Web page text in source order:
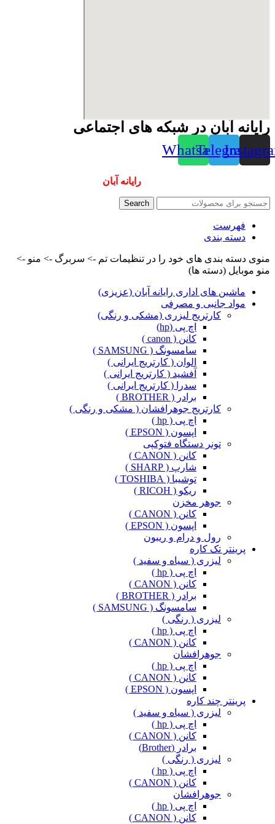
رایانه آبان در شبکه های اجتماعی
Telegram
Whatsapp
رایانه آبان
Search
فهرست
دسته بندی
منوی دسته بندی های خود را در تنظیمات تم -> سربرگ -> منو ->
منو موبایل (دسته ها)
ماشین های اداری رایانه آبان (عزیزی)
مواد جانبی و مصرفی
کارتریج لیزری (مشکی و رنگی)
اچ پی (hp)
کانن ( canon )
سامسونگ ( SAMSUNG )
الوان ( کارتریج ایرانی )
آفشید ( کارتریج ایرانی )
سدرا ( کارتریج ایرانی )
برادر ( BROTHER )
کارتریج جوهرافشان ( مشکی و رنگی )
اچ پی ( hp )
اپسون ( EPSON )
تونر دستگاه فتوکپی
کانن ( CANON )
شارپ ( SHARP )
توشیبا ( TOSHIBA )
ریکو ( RICOH )
جوهر مخزن
کانن ( CANON )
اپسون ( EPSON )
رول و درام و ریبون
پرینتر تک کاره
لیزری ( سیاه و سفید )
اچ پی ( hp )
کانن ( CANON )
برادر ( BROTHER )
سامسونگ ( SAMSUNG )
لیزری ( رنگی )
اچ پی ( hp )
کانن ( CANON )
جوهرافشان
اچ پی ( hp )
کانن ( CANON )
اپسون ( EPSON )
پرینتر چند کاره
لیزری ( سیاه و سفید )
اچ پی ( hp )
کانن ( CANON )
برادر (Brother)
لیزری ( رنگی )
اچ پی ( hp )
کانن ( CANON )
جوهرافشان
اچ پی ( hp )
کانن ( CANON )